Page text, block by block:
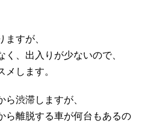
すが、
、出入りが少ないので、
します。
渋滞しますが、
ら離脱する車が何台もあるの